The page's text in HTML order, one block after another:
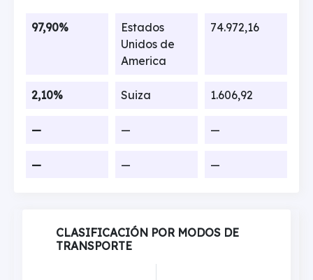
97,90%
Estados
Unidos de
America
74.972,16
2,10% Suiza 1.606,92
— — —
— — —
CLASIFICACIÓN POR MODOS DE
TRANSPORTE